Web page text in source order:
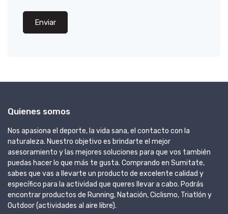
Enviar
Quienes somos
Nos apasiona el deporte, la vida sana, el contacto con la
naturaleza. Nuestro objetivo es brindarte el mejor
asesoramiento y las mejores soluciones para que vos también
puedas hacer lo que más te gusta. Comprando en Sumitate,
sabes que vas a llevarte un producto de excelente calidad y
específico para la actividad que queres llevar a cabo. Podrás
encontrar productos de Running, Natación, Ciclismo, Triatlón y
Outdoor (actividades al aire libre).